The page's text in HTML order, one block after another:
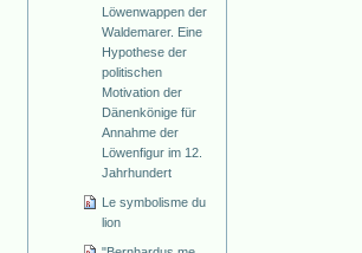
Löwenwappen der
Waldemarer. Eine
Hypothese der
politischen
Motivation der
Dänenkönige für
Annahme der
Löwenfigur im 12.
Jahrhundert
Le symbolisme du
lion